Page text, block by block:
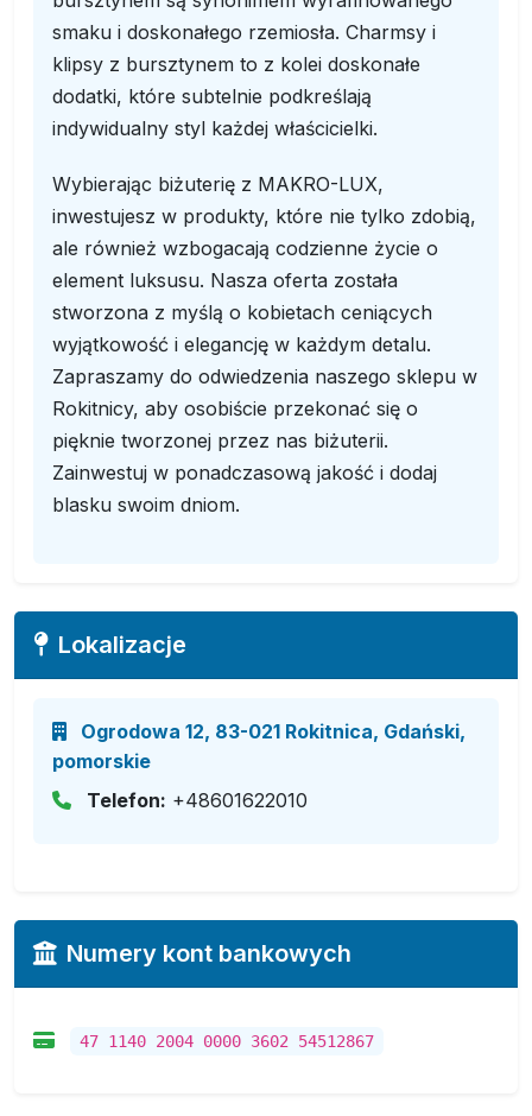
smaku i doskonałego rzemiosła. Charmsy i
klipsy z bursztynem to z kolei doskonałe
dodatki, które subtelnie podkreślają
indywidualny styl każdej właścicielki.
Wybierając biżuterię z MAKRO-LUX,
inwestujesz w produkty, które nie tylko zdobią,
ale również wzbogacają codzienne życie o
element luksusu. Nasza oferta została
stworzona z myślą o kobietach ceniących
wyjątkowość i elegancję w każdym detalu.
Zapraszamy do odwiedzenia naszego sklepu w
Rokitnicy, aby osobiście przekonać się o
pięknie tworzonej przez nas biżuterii.
Zainwestuj w ponadczasową jakość i dodaj
blasku swoim dniom.
Lokalizacje
Ogrodowa 12, 83-021 Rokitnica, Gdański,
pomorskie
Telefon: +48601622010
Numery kont bankowych
47 1140 2004 0000 3602 54512867